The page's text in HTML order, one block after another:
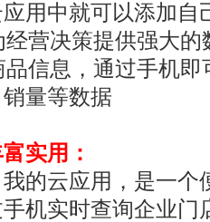
用中就可以添加自
营决策提供强大的
信息，通过手机
量等数据
实用 ：
的云应用，是一个
机实时查询企业门